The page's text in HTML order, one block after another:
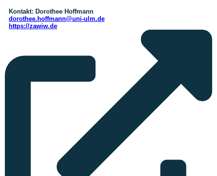
Kontakt: Dorothee Hoffmann
dorothee.hoffmann@uni-ulm.de
https://zawiw.de